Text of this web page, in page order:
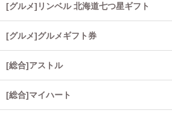
[グルメ]リンベル 北海道七つ星ギフト
[グルメ]グルメギフト券
[総合]アストル
[総合]マイハート